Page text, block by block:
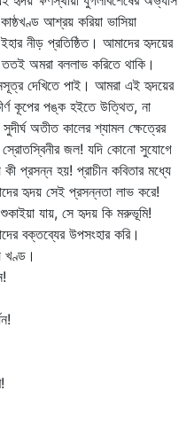
আশ্রয় করিয়া ভাসিয়া
নীড় প্রতিষ্ঠিত। আমাদের হৃদয়ের
অমরা বললাভ করিতে থাকি।
দেখিতে পাই। আমরা এই হৃদয়ের
কূপের পঙ্ক হইতে উত্থিত, না
অতীত কালের শ্যামল ক্ষেত্রের
স্রোতস্বিনীর জল! যদি কোনো সুযোগে
প্রসন্ন হয়! প্রাচীন কবিতার মধ্যে
হৃদয় সেই প্রসন্নতা লাভ করে!
যায়, সে হৃদয় কি মরুভূমি!
বক্তব্যের উপসংহার করি।
খণ্ড।